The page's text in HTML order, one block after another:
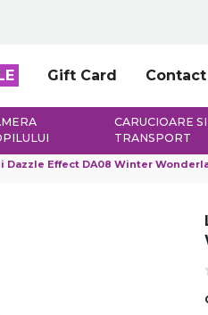
Gift Card Contact
CARUCIOARE
TRANSPORT
Dazzle Effect DA08 Winter